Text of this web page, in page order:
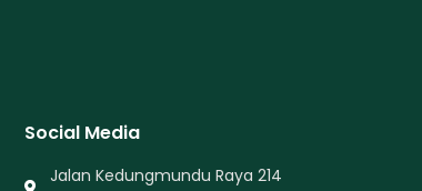
Social Media
Jalan Kedungmundu Raya 214